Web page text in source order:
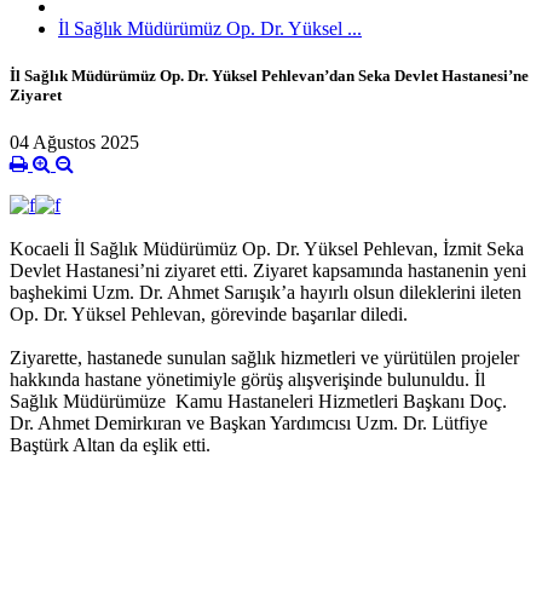
İl Sağlık Müdürümüz Op. Dr. Yüksel ...
İl Sağlık Müdürümüz Op. Dr. Yüksel Pehlevan’dan Seka Devlet Hastanesi’ne
Ziyaret
04 Ağustos 2025
Kocaeli İl Sağlık Müdürümüz Op. Dr. Yüksel Pehlevan, İzmit Seka
Devlet Hastanesi’ni ziyaret etti. Ziyaret kapsamında hastanenin yeni
başhekimi Uzm. Dr. Ahmet Sarıışık’a hayırlı olsun dileklerini ileten
Op. Dr. Yüksel Pehlevan, görevinde başarılar diledi.
Ziyarette, hastanede sunulan sağlık hizmetleri ve yürütülen projeler
hakkında hastane yönetimiyle görüş alışverişinde bulunuldu. İl
Sağlık Müdürümüze Kamu Hastaneleri Hizmetleri Başkanı Doç.
Dr. Ahmet Demirkıran ve Başkan Yardımcısı Uzm. Dr. Lütfiye
Baştürk Altan da eşlik etti.